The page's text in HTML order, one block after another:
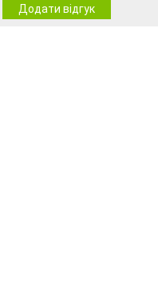
Додати відгук